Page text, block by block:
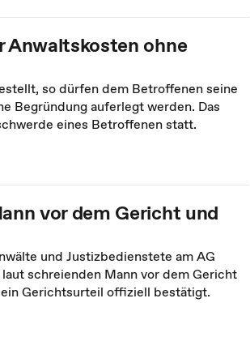
Anwaltskosten ohne
so dürfen dem Betroffenen seine
Begründung auferlegt werden. Das
eines Betroffenen statt.
vor dem Gericht und
und Justizbedienstete am AG
schreienden Mann vor dem Gericht
Gerichtsurteil offiziell bestätigt.